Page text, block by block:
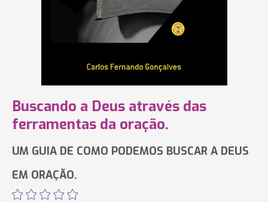
Buscando a Deus através das
ferramentas da oração.
UM GUIA DE COMO PODEMOS BUSCAR A DEUS
EM ORAÇÃO.